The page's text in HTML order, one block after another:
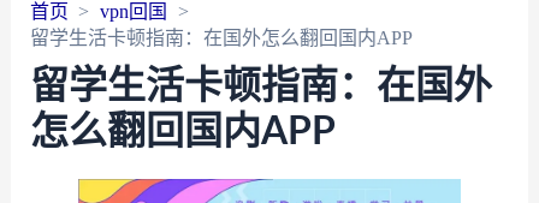
首页
vpn回国
留学生活卡顿指南：在国外怎么翻回国内APP
留学生活卡顿指南：在国外
怎么翻回国内APP